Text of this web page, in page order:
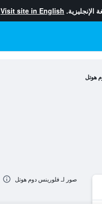
الإنجليزية. Visit site in English
هوتل
صور لـ فلورينس دوم هوتل